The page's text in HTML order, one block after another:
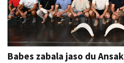
Babes zabala jaso du Ansak